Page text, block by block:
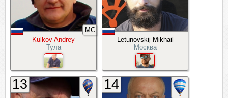
Kulkov Andrey
Тула
МС
Letunovskij Mikhail
Москва
13 14